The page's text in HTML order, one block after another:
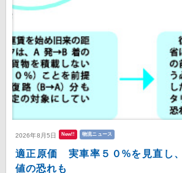
2026年8月5日 New!! 物流ニュース
適正原価 実車率５０%を見直し
値の恐れも